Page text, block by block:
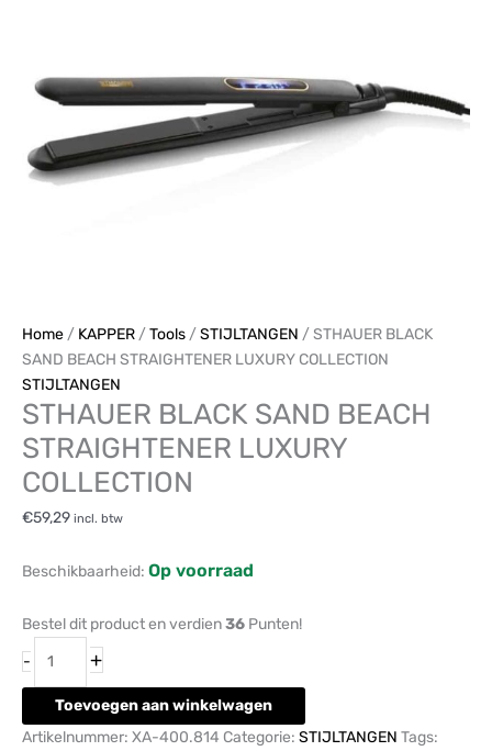
Home / KAPPER /Tools /STIJLTANGEN / STHAUER BLACK
SAND BEACH STRAIGHTENER LUXURY COLLECTION
STIJLTANGEN
STHAUER BLACK SAND BEACH
STRAIGHTENER LUXURY
COLLECTION
€59,29 incl. btw
Beschikbaarheid: Op voorraad
Bestel dit product en verdien36 Punten!
-
aantal
+
Toevoegen aan winkelwagen
Artikelnummer: XA-400.814 Categorie: STIJLTANGEN Tags: